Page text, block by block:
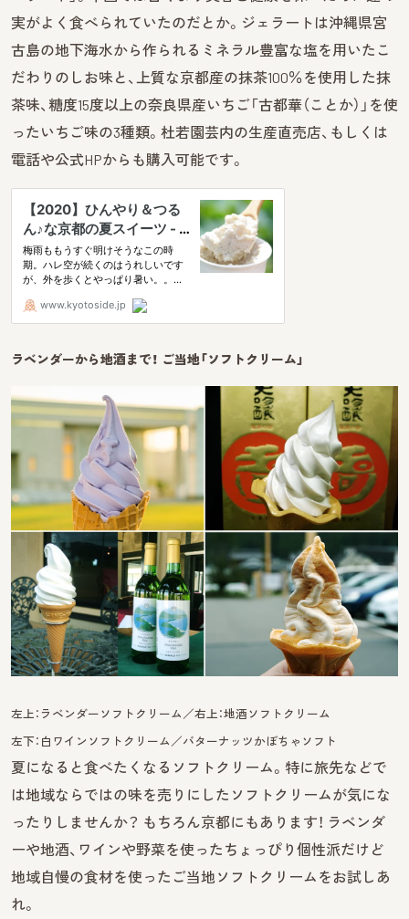
実がよく食べられていたのだとか。ジェラートは沖縄県宮
古島の地下海水から作られるミネラル豊富な塩を用いたこ
だわりのしお味と、上質な京都産の抹茶100％を使用した抹
茶味、糖度15度以上の奈良県産いちご「古都華（ことか）」を使
ったいちご味の3種類。杜若園芸内の生産直売店、もしくは
電話や公式HPからも購入可能です。
ラベンダーから地酒まで！ ご当地「ソフトクリーム」
左上：ラベンダーソフトクリーム／右上：地酒ソフトクリーム
左下：白ワインソフトクリーム／バターナッツかぼちゃソフト
夏になると食べたくなるソフトクリーム。特に旅先などで
は地域ならではの味を売りにしたソフトクリームが気にな
ったりしませんか？ もちろん京都にもあります！ ラベンダ
ーや地酒、ワインや野菜を使ったちょっぴり個性派だけど
地域自慢の食材を使ったご当地ソフトクリームをお試しあ
れ。